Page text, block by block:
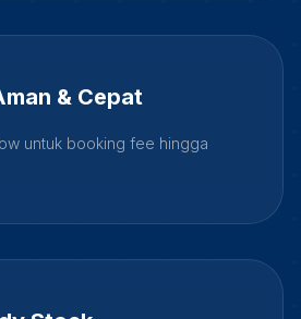
& Cepat
untuk booking fee hingga